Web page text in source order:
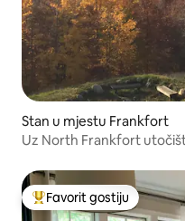
Stan u mjestu Frankfort
Uz North Frankfort
Glavni favorit gostiju
Favorit gostiju